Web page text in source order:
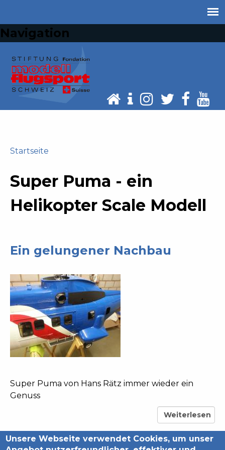
Navigation
navigation
sind
hier
Startseite
to
top
Super Puma - ein
Helikopter Scale Modell
Ein gelungener Nachbau
Super Puma von Hans Rätz immer wieder ein
Genuss
Weiterlesen
über
Ein
gelungener
Back
Unsere Webseite verwendet Cookies, um unser